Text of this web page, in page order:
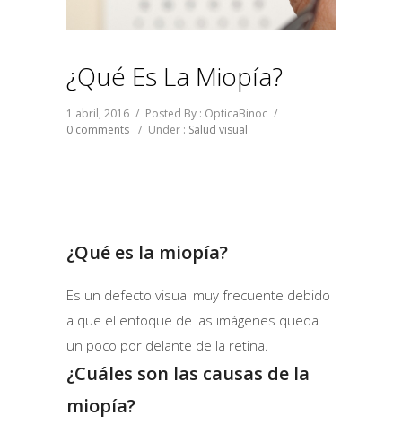
¿Qué Es La Miopía?
1 abril, 2016 / Posted By : OpticaBinoc /
0 comments / Under : Salud visual
¿Qué es la miopía?
Es un defecto visual muy frecuente debido
a que el enfoque de las imágenes queda
un poco por delante de la retina.
¿Cuáles son las causas de la
miopía?